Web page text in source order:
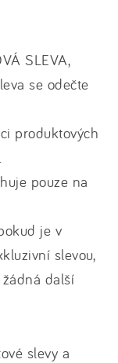
SLEVA,
se odečte
produktových
pouze na
je v
slevou,
další
slevy a